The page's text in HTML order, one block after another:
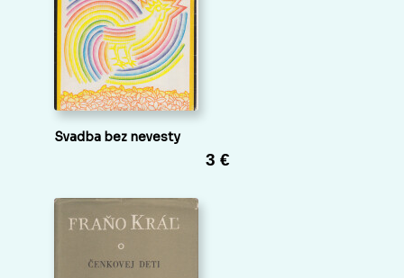
Svadba bez nevesty
3 €